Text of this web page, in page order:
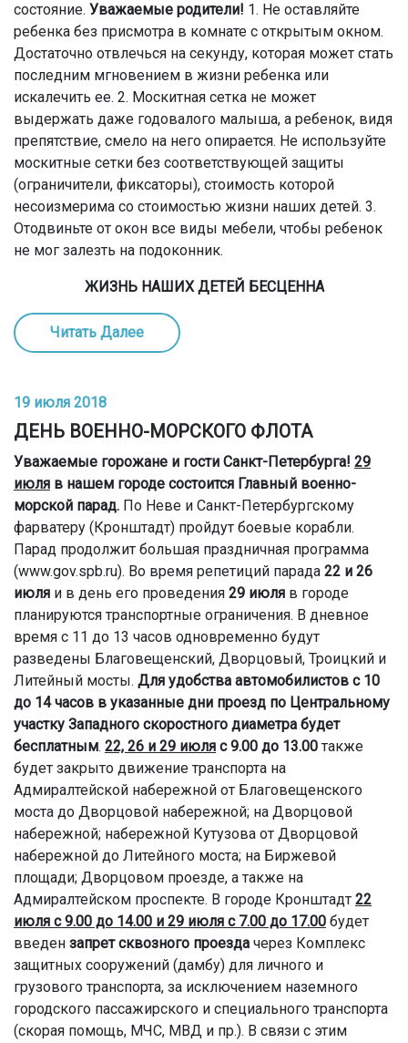
состояние. Уважаемые родители! 1. Не оставляйте
ребенка без присмотра в комнате с открытым окном.
Достаточно отвлечься на секунду, которая может стать
последним мгновением в жизни ребенка или
искалечить ее. 2. Москитная сетка не может
выдержать даже годовалого малыша, а ребенок, видя
препятствие, смело на него опирается. Не используйте
москитные сетки без соответствующей защиты
(ограничители, фиксаторы), стоимость которой
несоизмерима со стоимостью жизни наших детей. 3.
Отодвиньте от окон все виды мебели, чтобы ребенок
не мог залезть на подоконник.
ЖИЗНЬ НАШИХ ДЕТЕЙ БЕСЦЕННА
Читать Далее
19 июля 2018
ДЕНЬ ВОЕННО-МОРСКОГО ФЛОТА
Уважаемые горожане и гости Санкт-Петербурга! 29
июля в нашем городе состоится Главный военно-
морской парад. По Неве и Санкт-Петербургскому
фарватеру (Кронштадт) пройдут боевые корабли.
Парад продолжит большая праздничная программа
(www.gov.spb.ru). Во время репетиций парада 22 и 26
июля и в день его проведения 29 июля в городе
планируются транспортные ограничения. В дневное
время с 11 до 13 часов одновременно будут
разведены Благовещенский, Дворцовый, Троицкий и
Литейный мосты. Для удобства автомобилистов с 10
до 14 часов в указанные дни проезд по Центральному
участку Западного скоростного диаметра будет
бесплатным. 22, 26 и 29 июля с 9.00 до 13.00 также
будет закрыто движение транспорта на
Адмиралтейской набережной от Благовещенского
моста до Дворцовой набережной; на Дворцовой
набережной; набережной Кутузова от Дворцовой
набережной до Литейного моста; на Биржевой
площади; Дворцовом проезде, а также на
Адмиралтейском проспекте. В городе Кронштадт 22
июля с 9.00 до 14.00 и 29 июля с 7.00 до 17.00 будет
введен запрет сквозного проезда через Комплекс
защитных сооружений (дамбу) для личного и
грузового транспорта, за исключением наземного
городского пассажирского и специального транспорта
(скорая помощь, МЧС, МВД и пр.). В связи с этим